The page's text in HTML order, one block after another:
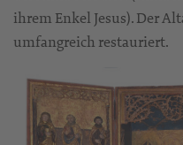
ihrem Enkel Jesus). Der
umfangreich restauriert.